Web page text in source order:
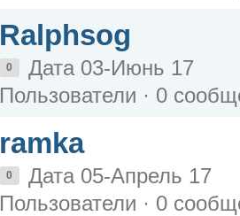
Ralphsog
0
Дата 03-Июнь 17
Пользователи · 0
ramka
0
Дата 05-Апрель 17
Пользователи · 0